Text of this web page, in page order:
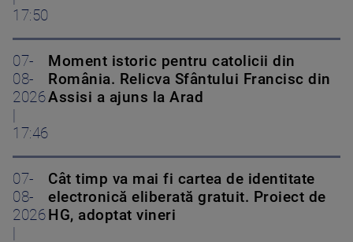
17:50
07-
08-
2026
17:46
Moment istoric pentru catolicii din
România. Relicva Sfântului Francisc din
Assisi a ajuns la Arad
07-
08-
2026
Cât timp va mai fi cartea de identitate
electronică eliberată gratuit. Proiect de
HG, adoptat vineri